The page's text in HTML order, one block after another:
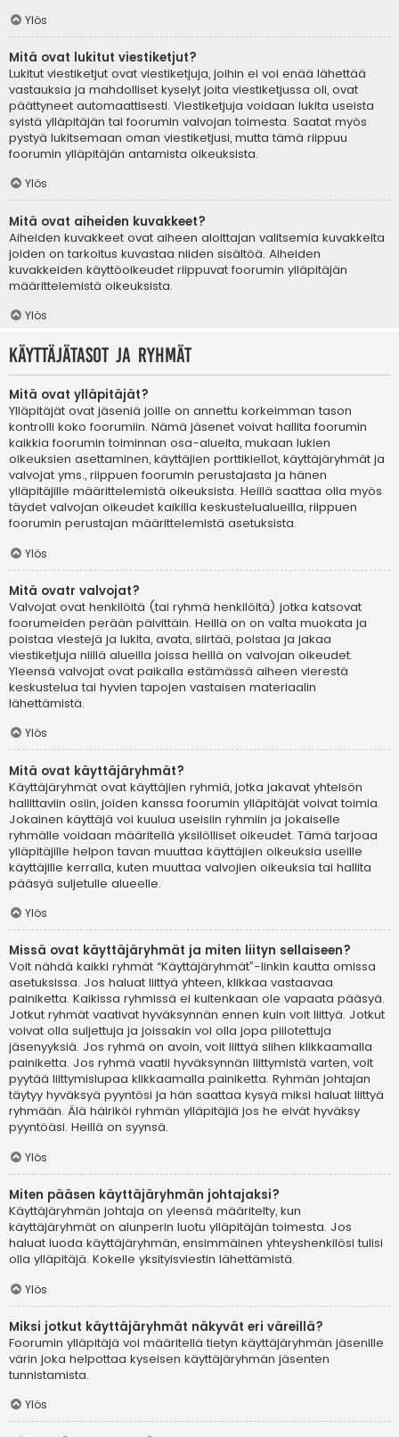
Ylös
Mitä ovat lukitut viestiketjut?
Lukitut viestiketjut ovat viestiketjuja, joihin ei voi enää lähettää
vastauksia ja mahdolliset kyselyt joita viestiketjussa oli, ovat
päättyneet automaattisesti. Viestiketjuja voidaan lukita useista
syistä ylläpitäjän tai foorumin valvojan toimesta. Saatat myös
pystyä lukitsemaan oman viestiketjusi, mutta tämä riippuu
foorumin ylläpitäjän antamista oikeuksista.
Ylös
Mitä ovat aiheiden kuvakkeet?
Aiheiden kuvakkeet ovat aiheen aloittajan valitsemia kuvakkeita
joiden on tarkoitus kuvastaa niiden sisältöä. Aiheiden
kuvakkeiden käyttöoikeudet riippuvat foorumin ylläpitäjän
määrittelemistä oikeuksista.
Ylös
Käyttäjätasot ja ryhmät
Mitä ovat ylläpitäjät?
Ylläpitäjät ovat jäseniä joille on annettu korkeimman tason
kontrolli koko foorumiin. Nämä jäsenet voivat hallita foorumin
kaikkia foorumin toiminnan osa-alueita, mukaan lukien
oikeuksien asettaminen, käyttäjien porttikiellot, käyttäjäryhmät ja
valvojat yms., riippuen foorumin perustajasta ja hänen
ylläpitäjille määrittelemistä oikeuksista. Heillä saattaa olla myös
täydet valvojan oikeudet kaikilla keskustelualueilla, riippuen
foorumin perustajan määrittelemistä asetuksista.
Ylös
Mitä ovatr valvojat?
Valvojat ovat henkilöitä (tai ryhmä henkilöitä) jotka katsovat
foorumeiden perään päivittäin. Heillä on on valta muokata ja
poistaa viestejä ja lukita, avata, siirtää, poistaa ja jakaa
viestiketjuja niillä alueilla joissa heillä on valvojan oikeudet.
Yleensä valvojat ovat paikalla estämässä aiheen vierestä
keskustelua tai hyvien tapojen vastaisen materiaalin
lähettämistä.
Ylös
Mitä ovat käyttäjäryhmät?
Käyttäjäryhmät ovat käyttäjien ryhmiä, jotka jakavat yhteisön
hallittaviin osiin, joiden kanssa foorumin ylläpitäjät voivat toimia.
Jokainen käyttäjä voi kuulua useisiin ryhmiin ja jokaiselle
ryhmälle voidaan määritellä yksilölliset oikeudet. Tämä tarjoaa
ylläpitäjille helpon tavan muuttaa käyttäjien oikeuksia useille
käyttäjille kerralla, kuten muuttaa valvojien oikeuksia tai hallita
pääsyä suljetulle alueelle.
Ylös
Missä ovat käyttäjäryhmät ja miten liityn sellaiseen?
Voit nähdä kaikki ryhmät “Käyttäjäryhmät”-linkin kautta omissa
asetuksissa. Jos haluat liittyä yhteen, klikkaa vastaavaa
painiketta. Kaikissa ryhmissä ei kuitenkaan ole vapaata pääsyä.
Jotkut ryhmät vaativat hyväksynnän ennen kuin voit liittyä. Jotkut
voivat olla suljettuja ja joissakin voi olla jopa piilotettuja
jäsenyyksiä. Jos ryhmä on avoin, voit liittyä siihen klikkaamalla
painiketta. Jos ryhmä vaatii hyväksynnän liittymistä varten, voit
pyytää liittymislupaa klikkaamalla painiketta. Ryhmän johtajan
täytyy hyväksyä pyyntösi ja hän saattaa kysyä miksi haluat liittyä
ryhmään. Älä häiriköi ryhmän ylläpitäjiä jos he eivät hyväksy
pyyntöäsi. Heillä on syynsä.
Ylös
Miten pääsen käyttäjäryhmän johtajaksi?
Käyttäjäryhmän johtaja on yleensä määritelty, kun
käyttäjäryhmät on alunperin luotu ylläpitäjän toimesta. Jos
haluat luoda käyttäjäryhmän, ensimmäinen yhteyshenkilösi tulisi
olla ylläpitäjä. Kokeile yksityisviestin lähettämistä.
Ylös
Miksi jotkut käyttäjäryhmät näkyvät eri väreillä?
Foorumin ylläpitäjä voi määritellä tietyn käyttäjäryhmän jäsenille
värin joka helpottaa kyseisen käyttäjäryhmän jäsenten
tunnistamista.
Ylös